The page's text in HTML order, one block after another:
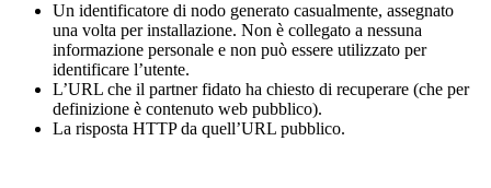
Un identificatore di nodo generato casualmente, assegnato
una volta per installazione. Non è collegato a nessuna
informazione personale e non può essere utilizzato per
identificare l’utente.
L’URL che il partner fidato ha chiesto di recuperare (che per
definizione è contenuto web pubblico).
La risposta HTTP da quell’URL pubblico.